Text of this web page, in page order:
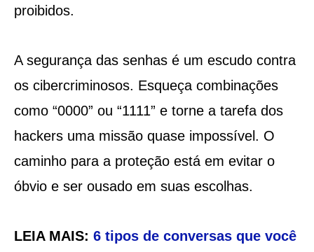
proibidos.
A segurança das senhas é um escudo contra
os cibercriminosos. Esqueça combinações
como “0000” ou “1111” e torne a tarefa dos
hackers uma missão quase impossível. O
caminho para a proteção está em evitar o
óbvio e ser ousado em suas escolhas.
LEIA MAIS: 6 tipos de conversas que você